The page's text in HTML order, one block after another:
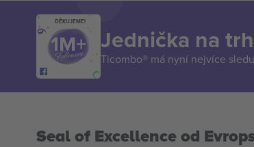
DĚKUJEME!
Jednička na
Ticombo® má nyní nejvíce
Seal of Excellence od